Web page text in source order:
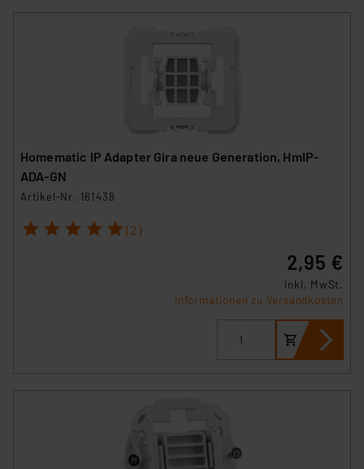
Homematic IP Adapter Gira neue Generation, HmIP-
ADA-GN
Artikel-Nr. 161438
1 2 3 4 5 (2)
2,95 €
inkl. MwSt.
Informationen zu Versandkosten